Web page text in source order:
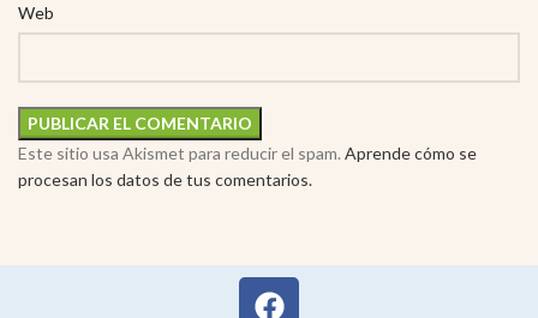
Web
Este sitio usa Akismet para reducir el spam. Aprende cómo se
procesan los datos de tus comentarios.